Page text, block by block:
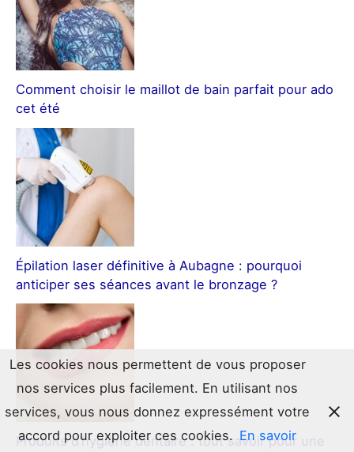
Comment choisir le maillot de bain parfait pour ado
cet été
Épilation laser définitive à Aubagne : pourquoi
anticiper ses séances avant le bronzage ?
Produits d’hygiène dentaire : tout savoir pour une
Les cookies nous permettent de vous proposer
nos services plus facilement. En utilisant nos
services, vous nous donnez expressément votre
accord pour exploiter ces cookies. En savoir